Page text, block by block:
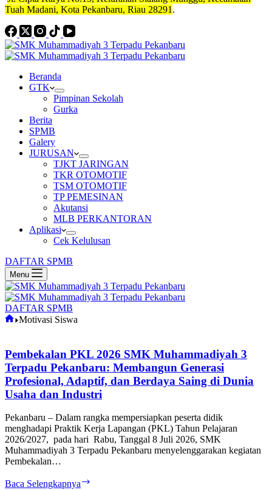
Tuah Madani, Kota Pekanbaru, Riau 28291 .
Beranda
GTK
Pimpinan Sekolah
Gurka
Berita
SPMB
Galery
JURUSAN
TJKT JARINGAN
TKR OTOMOTIF
TSM OTOMOTIF
TP PEMESINAN
Akutansi
MLB PERKANTORAN
Aplikasi
Cek Kelulusan
DAFTAR SPMB
Menu
DAFTAR SPMB
Home
Motivasi Siswa
Pembekalan PKL 2026 SMK Muhammadiyah 3
Terpadu Pekanbaru: Membangun Generasi
Profesional, Adaptif, dan Berdaya Saing di Dunia
Usaha dan Industri
Pekanbaru – Dalam rangka mempersiapkan peserta didik
menghadapi Praktik Kerja Lapangan (PKL) Tahun Pelajaran
2026/2027, pada hari Rabu, Tanggal 8 Juli 2026, SMK
Muhammadiyah 3 Terpadu Pekanbaru menyelenggarakan kegiatan
Pembekalan…
Baca Selengkapnya